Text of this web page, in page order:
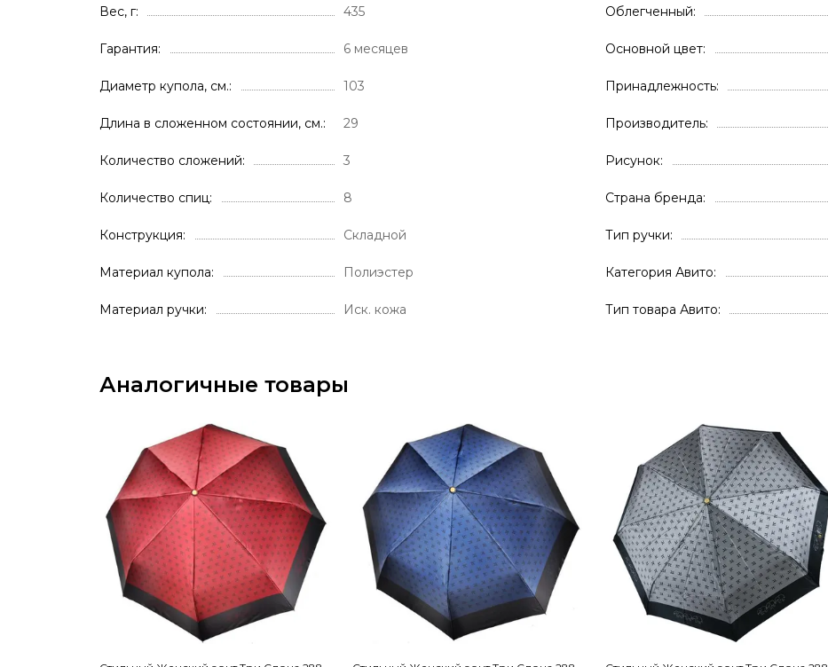
Вес, г 435
Гарантия 6 месяцев
Диаметр купола, см. 103
Длина в сложенном состоянии, см. 29
Количество сложений 3
Количество спиц 8
Конструкция Складной
Материал купола Полиэстер
Материал ручки Иск. кожа
Облегченный
Основной цвет
Принадлежность
Производитель
Рисунок
Страна бренда
Тип ручки
Категория Авито
Тип товара Авито
Аналогичные товары